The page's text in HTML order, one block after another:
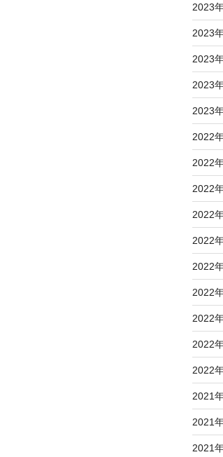
2023
2023
2023
2023
2023
2022
2022
2022
2022
2022
2022
2022
2022
2022
2022
2021
2021
2021